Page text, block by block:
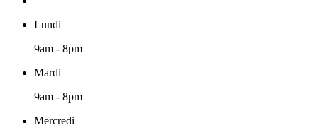
Lundi
9am - 8pm
Mardi
9am - 8pm
Mercredi